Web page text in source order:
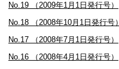
No.19 （2009年1月1日発行号）
No.18 （2008年10月1日発行号）
No.17 （2008年7月1日発行号）
No.16 （2008年4月1日発行号）